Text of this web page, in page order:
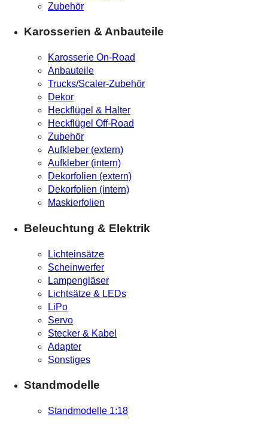
Zubehör
Karosserien & Anbauteile
Karosserie On-Road
Anbauteile
Trucks/Scaler-Zubehör
Dekor
Heckflügel & Halter
Heckflügel Off-Road
Zubehör
Aufkleber (extern)
Aufkleber (intern)
Dekorfolien (extern)
Dekorfolien (intern)
Maskierfolien
Beleuchtung & Elektrik
Lichteinsätze
Scheinwerfer
Lampengläser
Lichtsätze & LEDs
LiPo
Servo
Stecker & Kabel
Adapter
Sonstiges
Standmodelle
Standmodelle 1:18